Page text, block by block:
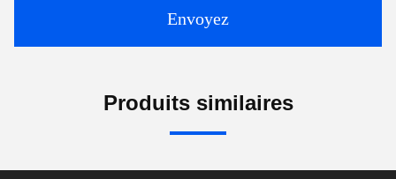
Envoyez
Produits similaires